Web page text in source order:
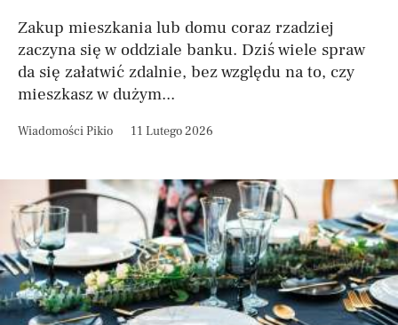
Zakup mieszkania lub domu coraz rzadziej
zaczyna się w oddziale banku. Dziś wiele spraw
da się załatwić zdalnie, bez względu na to, czy
mieszkasz w dużym...
Wiadomości Pikio 11 Lutego 2026